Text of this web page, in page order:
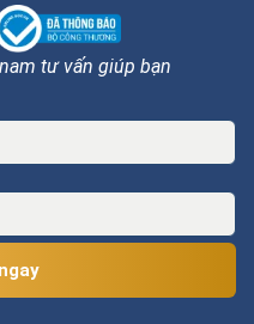
mỹ trên toàn quốc
2 -Hải Phòng-
tư vấn giúp bạn